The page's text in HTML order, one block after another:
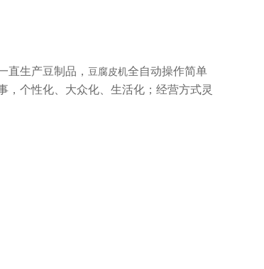
直生产豆制品， 豆腐皮机全自动操作简单
，个性化、大众化、生活化；经营方式灵